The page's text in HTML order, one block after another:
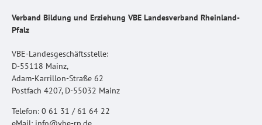
Verband Bildung und Erziehung VBE Landesverband Rheinland-
Pfalz
VBE-Landesgeschäftsstelle:
D-55118 Mainz,
Adam-Karrillon-Straße 62
Postfach 4207, D-55032 Mainz
Telefon: 0 61 31 / 61 64 22